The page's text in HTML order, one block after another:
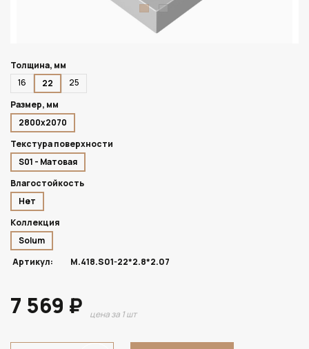
Толщина, мм
16
22
25
Размер, мм
2800х2070
Текстура поверхности
S01 - Матовая
Влагостойкость
Нет
Коллекция
Solum
Артикул:
M.418.S01-22*2.8*2.07
7 569 ₽ цена за 1 шт